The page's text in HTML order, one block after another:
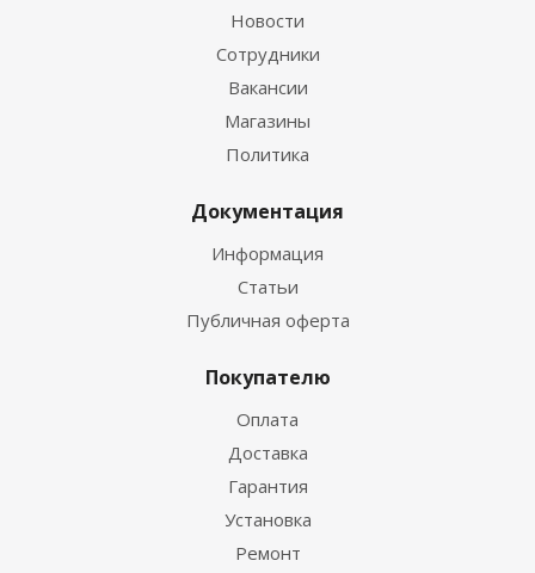
Новости
Сотрудники
Вакансии
Магазины
Политика
Документация
Информация
Статьи
Публичная оферта
Покупателю
Оплата
Доставка
Гарантия
Установка
Ремонт